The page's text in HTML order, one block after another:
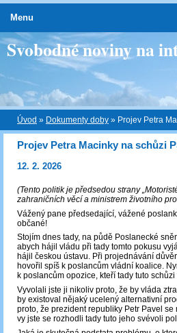
Svobodné noviny na
Úvod » Dokumenty doby » Projev Petra
Projev Petra Macinky na schůzi
12. 2. 2026
(Tento politik je předsedou strany
zahraničních věcí a ministrem životního
Vážený pane předsedající, vážené
občané!
Stojím dnes tady, na půdě Poslanecké
abych hájil vládu při tady tomto pokusu
hájil českou ústavu. Při projednávání
hovořil spíš k poslancům vládní koalice.
k poslancům opozice, kteří tady tuto
Vyvolali jste ji nikoliv proto, že by vláda
by existoval nějaký ucelený alternativní
proto, že prezident republiky Petr Pavel
vy jste se rozhodli tady tuto jeho svévoli
Menu